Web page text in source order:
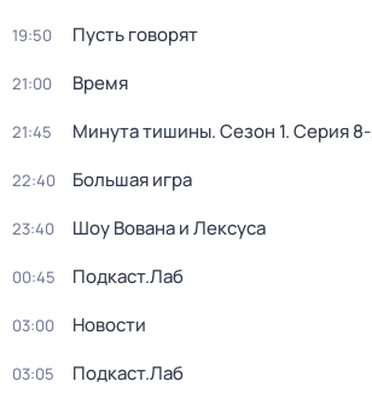
19:50 Пусть говорят
21:00 Время
21:45 Минута тишины. Сезон 1. Серия
22:40 Большая игра
23:40 Шоу Вована и Лексуса
00:45 Подкаст.Лаб
03:00 Новости
03:05 Подкаст.Лаб